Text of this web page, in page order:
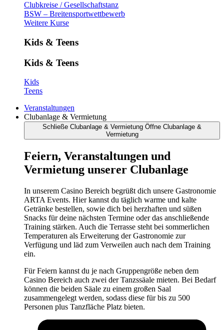
Clubkreise / Gesellschaftstanz
BSW – Breitensportwettbewerb
Weitere Kurse
Kids & Teens
Kids & Teens
Kids
Teens
Veranstaltungen
Clubanlage & Vermietung
Schließe Clubanlage & Vermietung Öffne Clubanlage &
Vermietung
Feiern, Veranstaltungen und
Vermietung unserer Clubanlage
In unserem Casino Bereich begrüßt dich unsere Gastronomie
ARTA Events. Hier kannst du täglich warme und kalte
Getränke bestellen, sowie dich bei herzhaften und süßen
Snacks für deine nächsten Termine oder das anschließende
Training stärken. Auch die Terrasse steht bei sommerlichen
Temperaturen als Erweiterung der Gastronomie zur
Verfügung und läd zum Verweilen auch nach dem Training
ein.
Für Feiern kannst du je nach Gruppengröße neben dem
Casino Bereich auch zwei der Tanzssäale mieten. Bei Bedarf
können die beiden Säale zu einem großen Saal
zusammengelegt werden, sodass diese für bis zu 500
Personen plus Tanzfläche Platz bieten.